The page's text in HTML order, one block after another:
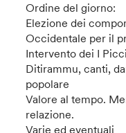
Ordine del giorno:
Elezione dei
Occidentale per il
Intervento dei I
Ditirammu, canti,
popolare
Valore al tempo.
relazione.
Varie ed eventuali